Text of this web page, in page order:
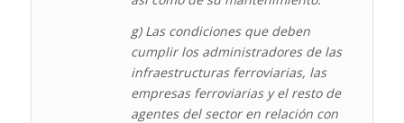
g) Las condiciones que deben
cumplir los administradores de las
infraestructuras ferroviarias, las
empresas ferroviarias y el resto de
agentes del sector en relación con